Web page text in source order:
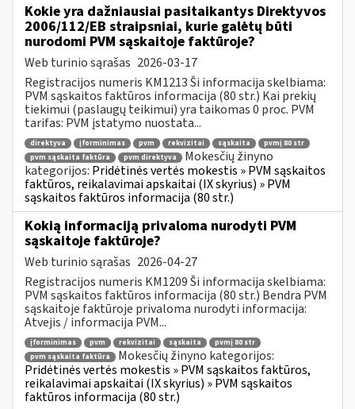
Kokie yra dažniausiai pasitaikantys Direktyvos
2006/112/EB straipsniai, kurie galėtų būti
nurodomi PVM sąskaitoje faktūroje?
Web turinio sąrašas 2026-03-17
Registracijos numeris KM1213 Ši informacija skelbiama:
PVM sąskaitos faktūros informacija (80 str.) Kai prekių
tiekimui (paslaugų teikimui) yra taikomas 0 proc. PVM
tarifas: PVM įstatymo nuostata...
direktyva įforminimas pvm rekvizitai sąskaita
pvmį 80 str
pvm sąskaita faktūra
pvm direktyva
Mokesčių žinyno
kategorijos: Pridėtinės vertės mokestis » PVM sąskaitos
faktūros, reikalavimai apskaitai (IX skyrius) » PVM
sąskaitos faktūros informacija (80 str.)
Kokią informaciją privaloma nurodyti PVM
sąskaitoje faktūroje?
Web turinio sąrašas 2026-04-27
Registracijos numeris KM1209 Ši informacija skelbiama:
PVM sąskaitos faktūros informacija (80 str.) Bendra PVM
sąskaitoje faktūroje privaloma nurodyti informacija:
Atvejis / informacija PVM...
įforminimas pvm rekvizitai sąskaita
pvmį 80 str
pvm sąskaita faktūra
Mokesčių žinyno kategorijos:
Pridėtinės vertės mokestis » PVM sąskaitos faktūros,
reikalavimai apskaitai (IX skyrius) » PVM sąskaitos
faktūros informacija (80 str.)